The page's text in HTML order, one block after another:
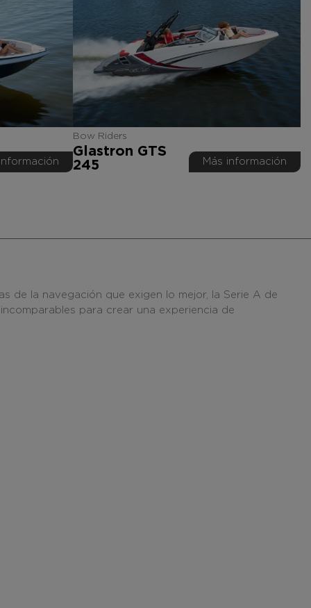
Bow Riders
Glastron GTS
245
Más información
de la navegación que exigen lo mejor, la Serie A de
para crear una experiencia de